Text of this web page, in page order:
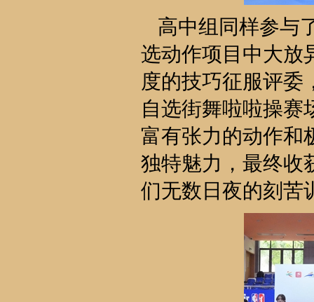
高中组同样参与
选动作项目中大放
度的技巧征服评委
自选街舞啦啦操赛
富有张力的动作和
独特魅力，最终收
们无数日夜的刻苦